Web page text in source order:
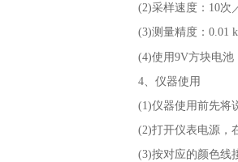
(2)采样速度：10次
(3)测量精度：0.01
(4)使用9V方块电
4、仪器使用
(1)仪器使用前先将
(2)打开仪表电源，
(3)按对应的颜色线